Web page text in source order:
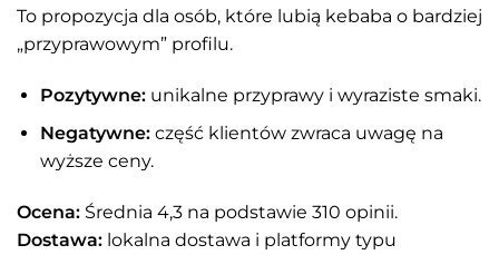
To propozycja dla osób, które lubią kebaba o bardziej
„przyprawowym” profilu.
Pozytywne:unikalne przyprawy i wyraziste smaki.
Negatywne:część klientów zwraca uwagę na
wyższe ceny.
Ocena: Średnia 4,3 na podstawie 310 opinii.
Dostawa: lokalna dostawa i platformy typu